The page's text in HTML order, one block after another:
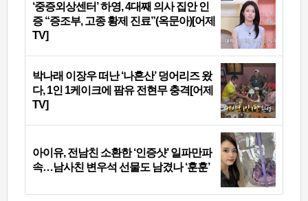
‘중증외상센터’ 하영, 4대째 의사 집안 인
증 “증조부, 고종 황제 진료”(옥문아)[어제
TV]
박나래 이장우 떠난 ‘나혼산’ 덩어리즈 왔
다, 1인 1케이크에 팜유 전현무 충격[어제
TV]
아이유, 전남친 소환한 ‘인증샷’ 일파만파
속…남사친 변우석 선물도 남겼나 ‘훈훈’